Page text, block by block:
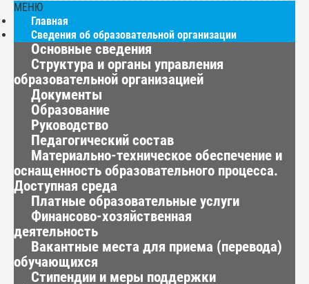
МЕНЮ
Главная
Сведения об образовательной организации
Основные сведения
Структура и органы управления
образовательной организацией
Документы
Образование
Руководство
Педагогический состав
Материально-техническое обеспечение и
оснащенность образовательного процесса.
Доступная среда
Платные образовательные услуги
Финансово-хозяйственная
деятельность
Вакантные места для приема (перевода)
обучающихся
Стипендии и меры поддержки